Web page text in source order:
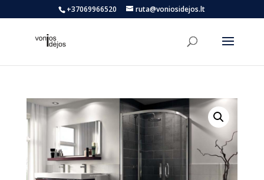
+37069966520 ruta@voniosidejos.lt